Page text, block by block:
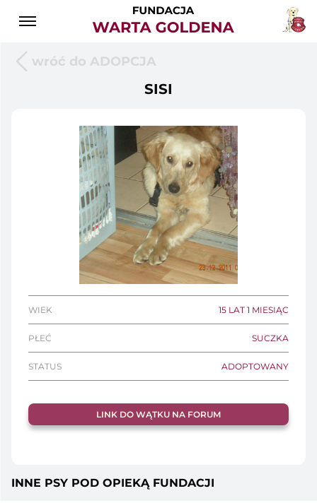
wróć do ADOPCJA
SISI
WIEK 15 LAT 1 MIESIĄC
PŁEĆ SUCZKA
STATUS ADOPTOWANY
LINK DO WĄTKU NA FORUM
INNE PSY POD OPIEKĄ FUNDACJI